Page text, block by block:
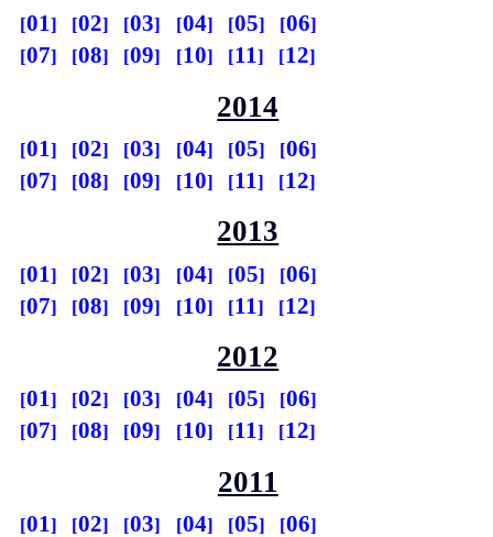
01 02 03 04 05
06
07
08 09 10 11 12
2014
01 02 03 04 05
06
07
08 09 10 11 12
2013
01 02 03 04 05
06
07
08 09 10 11 12
2012
01 02 03 04 05
06
07
08 09 10 11 12
2011
01 02 03 04 05
06